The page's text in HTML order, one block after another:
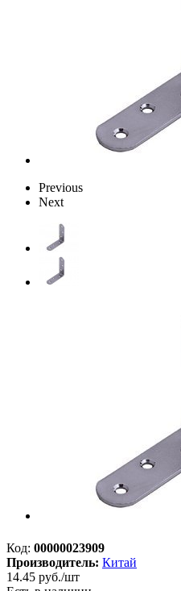
Previous
Next
Код: 00000023909
Производитель: Китай
14.45 руб./шт